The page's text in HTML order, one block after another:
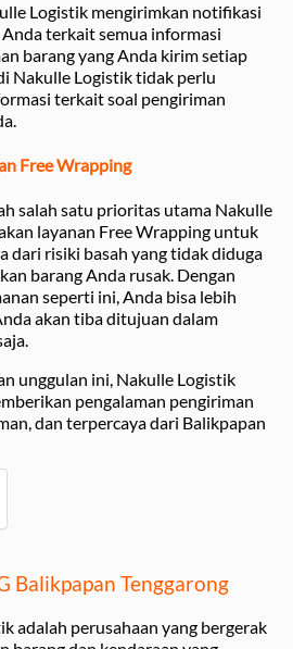
Logistik mengirimkan notifikasi
terkait semua informasi
barang yang Anda kirim setiap
Nakulle Logistik tidak perlu
terkait soal pengiriman
Free Wrapping
salah satu prioritas utama Nakulle
layanan Free Wrapping untuk
dari risiki basah yang tidak diduga
barang Anda rusak. Dengan
seperti ini, Anda bisa lebih
akan tiba ditujuan dalam
unggulan ini, Nakulle Logistik
pengalaman pengiriman
dan terpercaya dari Balikpapan
Balikpapan Tenggarong
adalah perusahaan yang bergerak